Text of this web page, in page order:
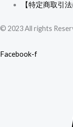
【特定商取引
© 2023 All rights
Facebook-f